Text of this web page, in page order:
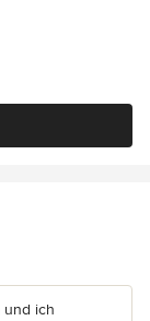
und ich